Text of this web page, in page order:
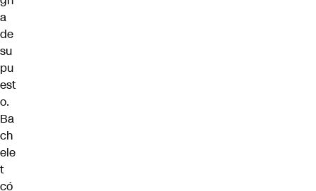
a
de
su
pu
est
o.
Ba
ch
ele
t
có